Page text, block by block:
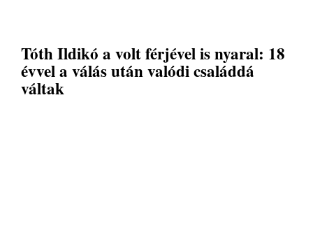
Tóth Ildikó a volt férjével is nyaral: 18
évvel a válás után valódi családdá
váltak